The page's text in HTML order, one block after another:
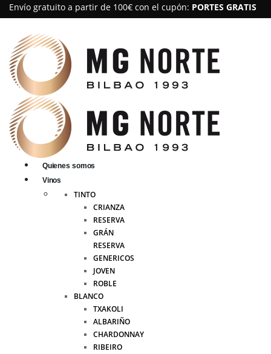
Envío gratuito a partir de 100€ con el cupón: PORTES GRATIS
Quienes somos
Vinos
TINTO
CRIANZA
RESERVA
GRÁN
RESERVA
GENERICOS
JOVEN
ROBLE
BLANCO
TXAKOLI
ALBARIÑO
CHARDONNAY
RIBEIRO